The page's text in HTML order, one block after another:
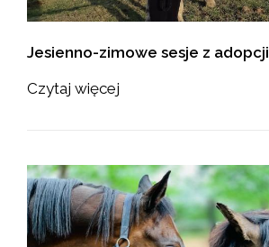
Jesienno-zimowe sesje z adopcji
Czytaj więcej